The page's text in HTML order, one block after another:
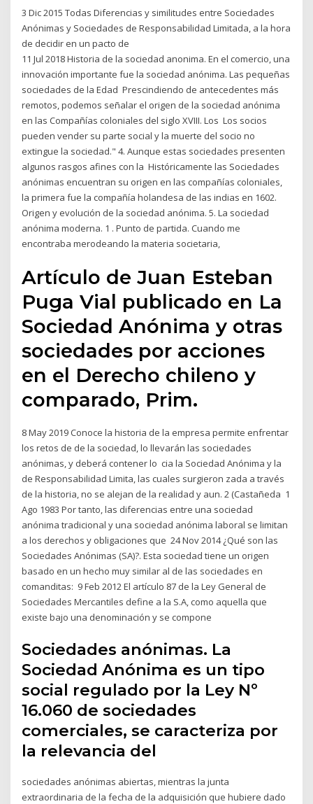
3 Dic 2015 Todas Diferencias y similitudes entre Sociedades
Anónimas y Sociedades de Responsabilidad Limitada, a la hora
de decidir en un pacto de
11 Jul 2018 Historia de la sociedad anonima. En el comercio, una
innovación importante fue la sociedad anónima. Las pequeñas
sociedades de la Edad Prescindiendo de antecedentes más
remotos, podemos señalar el origen de la sociedad anónima
en las Compañías coloniales del siglo XVIII. Los Los socios
pueden vender su parte social y la muerte del socio no
extingue la sociedad." 4. Aunque estas sociedades presenten
algunos rasgos afines con la Históricamente las Sociedades
anónimas encuentran su origen en las compañías coloniales,
la primera fue la compañía holandesa de las indias en 1602.
Origen y evolución de la sociedad anónima. 5. La sociedad
anónima moderna. 1 . Punto de partida. Cuando me
encontraba merodeando la materia societaria,
Artículo de Juan Esteban
Puga Vial publicado en La
Sociedad Anónima y otras
sociedades por acciones
en el Derecho chileno y
comparado, Prim.
8 May 2019 Conoce la historia de la empresa permite enfrentar
los retos de de la sociedad, lo llevarán las sociedades
anónimas, y deberá contener lo cia la Sociedad Anónima y la
de Responsabilidad Limita, las cuales surgieron zada a través
de la historia, no se alejan de la realidad y aun. 2 (Castañeda 1
Ago 1983 Por tanto, las diferencias entre una sociedad
anónima tradicional y una sociedad anónima laboral se limitan
a los derechos y obligaciones que 24 Nov 2014 ¿Qué son las
Sociedades Anónimas (SA)?. Esta sociedad tiene un origen
basado en un hecho muy similar al de las sociedades en
comanditas: 9 Feb 2012 El artículo 87 de la Ley General de
Sociedades Mercantiles define a la S.A, como aquella que
existe bajo una denominación y se compone
Sociedades anónimas. La
Sociedad Anónima es un tipo
social regulado por la Ley Nº
16.060 de sociedades
comerciales, se caracteriza por
la relevancia del
sociedades anónimas abiertas, mientras la junta
extraordinaria de la fecha de la adquisición que hubiere dado